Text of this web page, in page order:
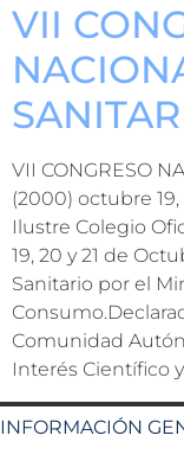
VII
VII CONGRESO
(2000) octubre
Ilustre Colegio
19, 20 y 21 de
Sanitario por el
Comunidad
Interés Científico
INFORMACIÓN